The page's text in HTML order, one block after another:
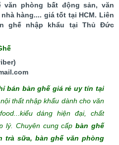
văn phòng bất động sản, văn
hàng.... giá tốt tại HCM. Liên
ghế nhập khẩu tại Thủ Đức
bán bàn ghế giá rẻ uy tín tại
nội thất nhập khẩu dành cho văn
dáng hiện đại, chất
lý. Chuyên cung cấpbàn ghế
trà sữa, bàn ghế văn phòng